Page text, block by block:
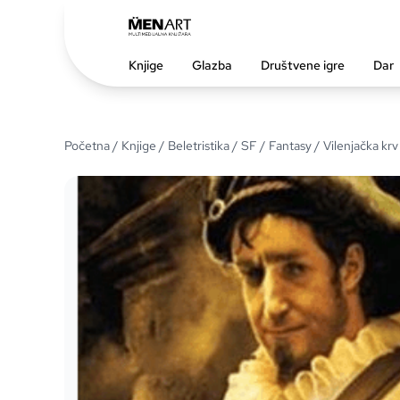
Knjige Glazba Društvene igre Dar
Početna/ Knjige / Beletristika/ SF / Fantasy/ Vilenjačka krv